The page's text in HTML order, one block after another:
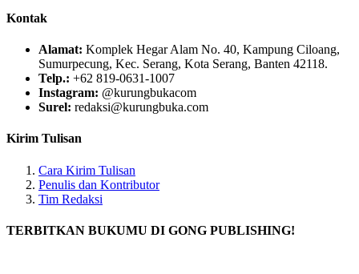
Kontak
Alamat: Komplek Hegar Alam No. 40, Kampung Ciloang,
Sumurpecung, Kec. Serang, Kota Serang, Banten 42118.
Telp.: +62 819-0631-1007
Instagram: @kurungbukacom
Surel: redaksi@kurungbuka.com
Kirim Tulisan
Cara Kirim Tulisan
Penulis dan Kontributor
Tim Redaksi
TERBITKAN BUKUMU DI GONG PUBLISHING!